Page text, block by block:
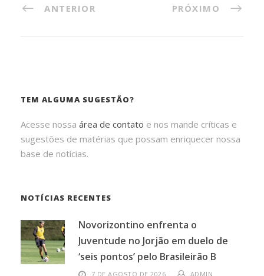
ANTERIOR PRÓXIMO
TEM ALGUMA SUGESTÃO?
Acesse nossa área de contato e nos mande críticas e
sugestões de matérias que possam enriquecer nossa
base de notícias.
NOTÍCIAS RECENTES
Novorizontino enfrenta o
Juventude no Jorjão em duelo de
‘seis pontos’ pelo Brasileirão B
7 DE AGOSTO DE 2026 ADMIN